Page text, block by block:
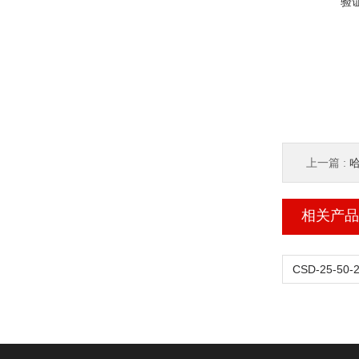
上一篇 :
相关产品